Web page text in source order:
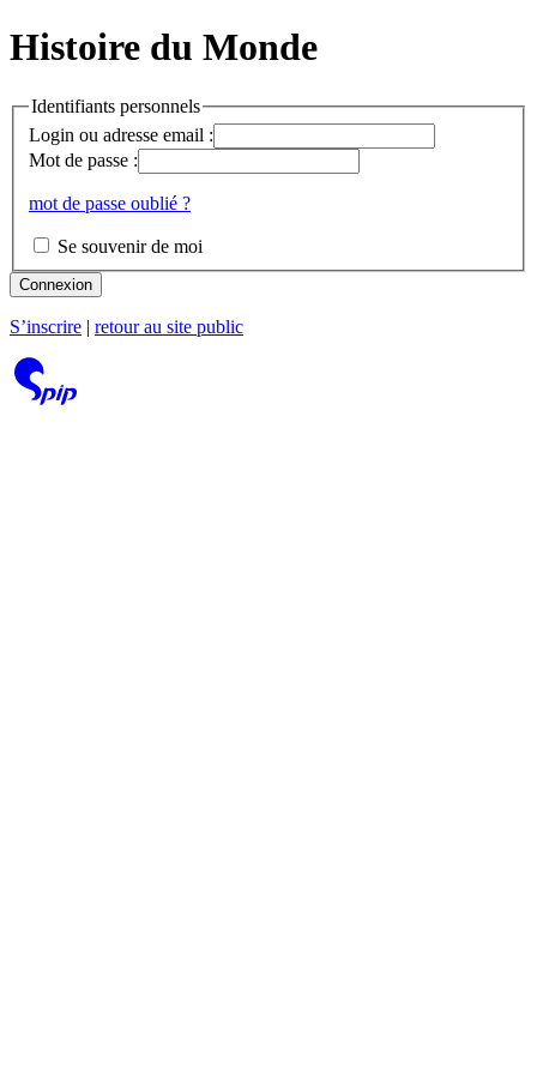
Histoire du Monde
Identifiants personnels
Login ou adresse email :
Mot de passe :
mot de passe oublié ?
Se souvenir de moi
Connexion
S’inscrire retour au site public